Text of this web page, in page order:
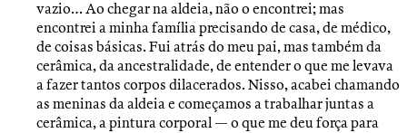
vazio… Ao chegar na aldeia, não o encontrei; mas
encontrei a minha família precisando de casa, de médico,
de coisas básicas. Fui atrás do meu pai, mas também da
cerâmica, da ancestralidade, de entender o que me levava
a fazer tantos corpos dilacerados. Nisso, acabei chamando
as meninas da aldeia e começamos a trabalhar juntas a
cerâmica, a pintura corporal — o que me deu força para